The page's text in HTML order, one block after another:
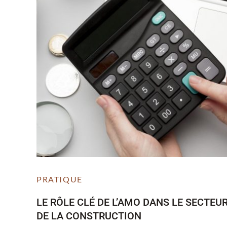
PRATIQUE
LE RÔLE CLÉ DE L’AMO DANS LE
DE LA CONSTRUCTION